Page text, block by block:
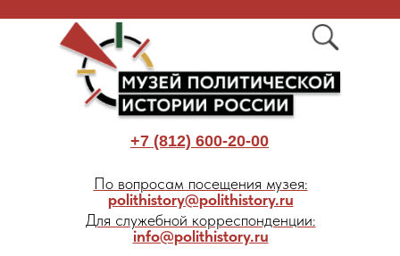
+7 (812) 600-20-00
По вопросам посещения музея:
polithistory@polithistory.ru
Для служебной корреспонденции:
info@polithistory.ru